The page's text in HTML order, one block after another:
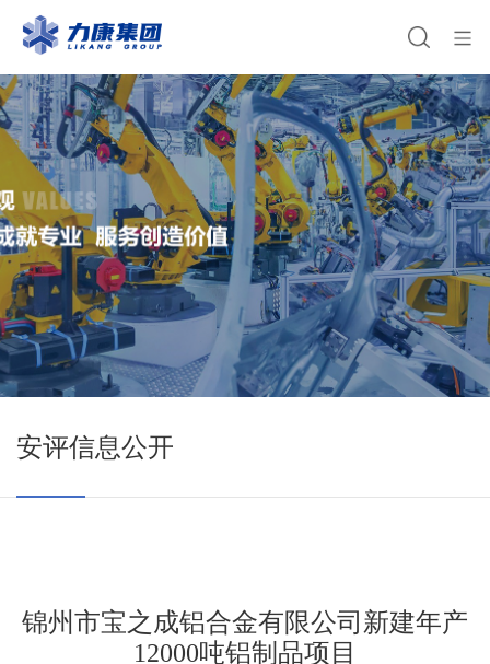
安评信息公开
锦州市宝之成铝合金有限公司新建年产
12000吨铝制品项目